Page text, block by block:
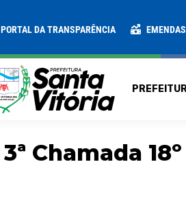
PORTAL DA TRANSPARÊNCIA
3ª Chamada